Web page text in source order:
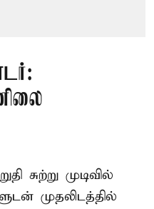
சுற்று முடிவில்
முதலிடத்தில்